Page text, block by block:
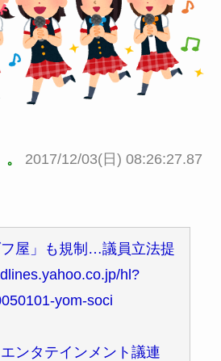
2017/12/03(日) 08:26:27.87
屋」も規制…議員立法提
hl?
yom-soci
ンタテインメント議連